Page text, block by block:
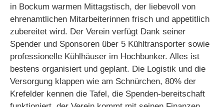
in Bockum warmen Mittagstisch, der liebevoll von
ehrenamtlichen Mitarbeiterinnen frisch und appetitlich
zubereitet wird. Der Verein verfügt Dank seiner
Spender und Sponsoren über 5 Kühltransporter sowie
professionelle Kühlhäuser im Hochbunker. Alles ist
bestens organisiert und geplant. Die Logistik und die
Versorgung klappen wie am Schnürchen, 80% der
Krefelder kennen die Tafel, die Spenden-bereitschaft